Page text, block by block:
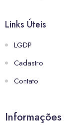
Links Úteis
LGDP
Cadastro
Contato
Informações